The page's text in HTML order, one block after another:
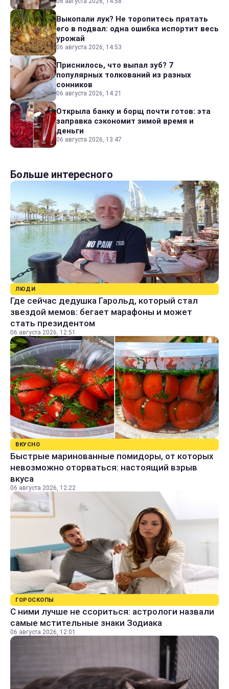
Выкопали лук? Не торопитесь прятать
его в подвал: одна ошибка испортит весь
урожай
06 августа 2026, 14:53
Приснилось, что выпал зуб? 7
популярных толкований из разных
сонников
06 августа 2026, 14:21
Открыла банку и борщ почти готов: эта
заправка сэкономит зимой время и
деньги
06 августа 2026, 13:47
Больше интересного
ЛЮДИ
Где сейчас дедушка Гарольд, который стал
звездой мемов: бегает марафоны и может
стать президентом
06 августа 2026, 12:51
ВКУСНО
Быстрые маринованные помидоры, от которых
невозможно оторваться: настоящий взрыв
вкуса
06 августа 2026, 12:22
ГОРОСКОПЫ
С ними лучше не ссориться: астрологи назвали
самые мстительные знаки Зодиака
06 августа 2026, 12:01